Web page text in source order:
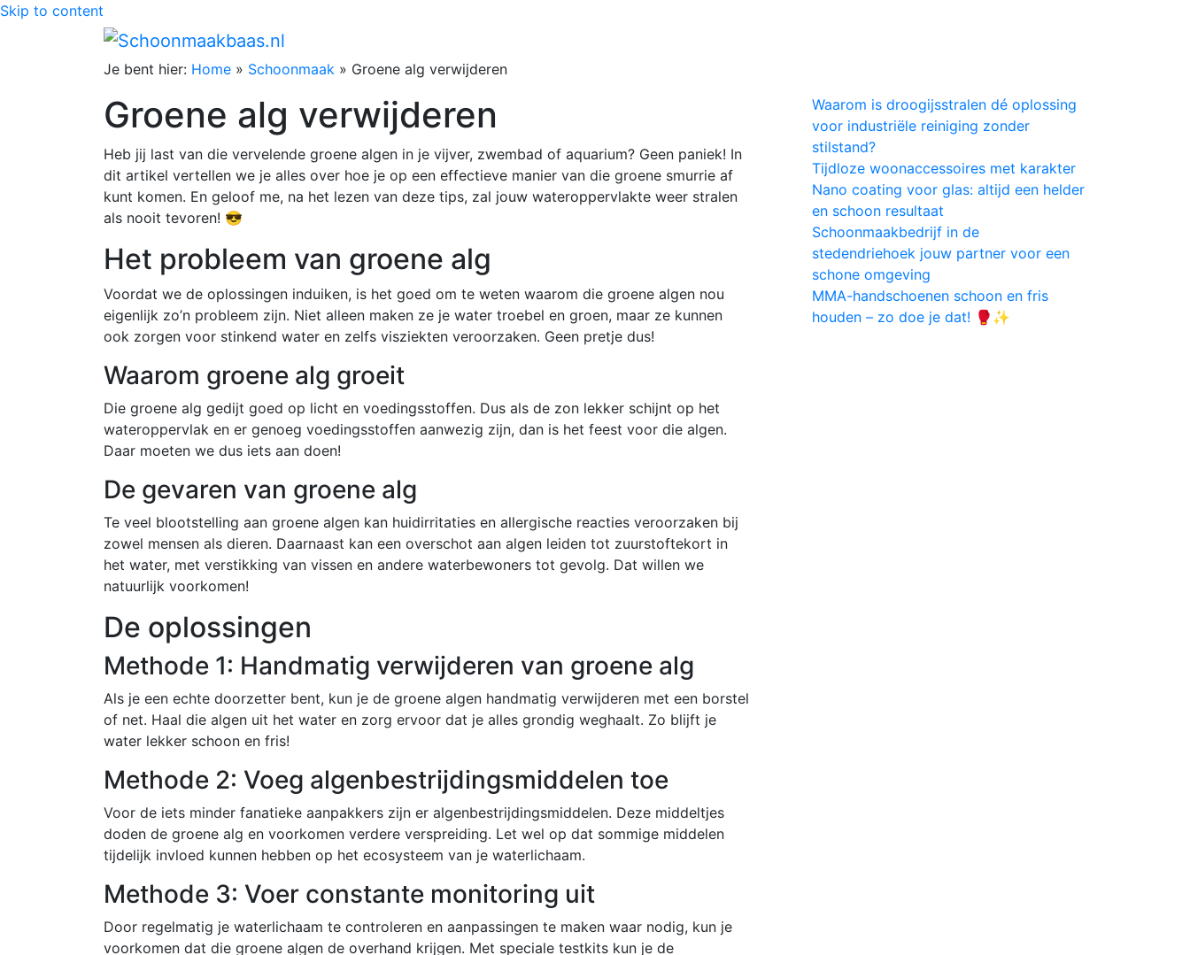
Skip to content
Je bent hier: Home » Schoonmaak » Groene alg verwijderen
Groene alg verwijderen
Heb jij last van die vervelende groene algen in je vijver, zwembad of aquarium? Geen paniek! In
dit artikel vertellen we je alles over hoe je op een effectieve manier van die groene smurrie af
kunt komen. En geloof me, na het lezen van deze tips, zal jouw wateroppervlakte weer stralen
als nooit tevoren! 😎
Het probleem van groene alg
Voordat we de oplossingen induiken, is het goed om te weten waarom die groene algen nou
eigenlijk zo’n probleem zijn. Niet alleen maken ze je water troebel en groen, maar ze kunnen
ook zorgen voor stinkend water en zelfs visziekten veroorzaken. Geen pretje dus!
Waarom groene alg groeit
Die groene alg gedijt goed op licht en voedingsstoffen. Dus als de zon lekker schijnt op het
wateroppervlak en er genoeg voedingsstoffen aanwezig zijn, dan is het feest voor die algen.
Daar moeten we dus iets aan doen!
De gevaren van groene alg
Te veel blootstelling aan groene algen kan huidirritaties en allergische reacties veroorzaken bij
zowel mensen als dieren. Daarnaast kan een overschot aan algen leiden tot zuurstoftekort in
het water, met verstikking van vissen en andere waterbewoners tot gevolg. Dat willen we
natuurlijk voorkomen!
De oplossingen
Methode 1: Handmatig verwijderen van groene alg
Als je een echte doorzetter bent, kun je de groene algen handmatig verwijderen met een borstel
of net. Haal die algen uit het water en zorg ervoor dat je alles grondig weghaalt. Zo blijft je
water lekker schoon en fris!
Methode 2: Voeg algenbestrijdingsmiddelen toe
Voor de iets minder fanatieke aanpakkers zijn er algenbestrijdingsmiddelen. Deze middeltjes
doden de groene alg en voorkomen verdere verspreiding. Let wel op dat sommige middelen
tijdelijk invloed kunnen hebben op het ecosysteem van je waterlichaam.
Methode 3: Voer constante monitoring uit
Door regelmatig je waterlichaam te controleren en aanpassingen te maken waar nodig, kun je
voorkomen dat die groene algen de overhand krijgen. Met speciale testkits kun je de
Waarom is droogijsstralen dé oplossing
voor industriële reiniging zonder
stilstand?
Tijdloze woonaccessoires met karakter
Nano coating voor glas: altijd een helder
en schoon resultaat
Schoonmaakbedrijf in de
stedendriehoek jouw partner voor een
schone omgeving
MMA-handschoenen schoon en fris
houden – zo doe je dat! 🥊✨